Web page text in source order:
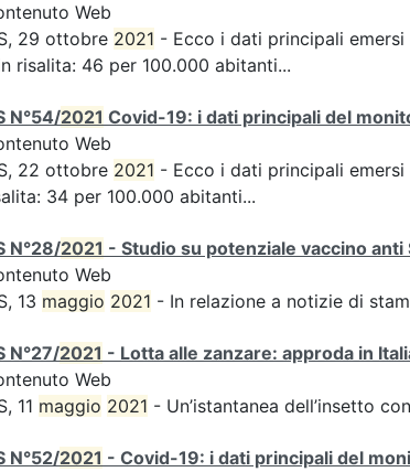
Web
29 ottobre 2021 - Ecco i dati principali emersi
risalita: 46 per 100.000 abitanti...
N°54/2021 Covid-19: i dati principali del
Web
22 ottobre 2021 - Ecco i dati principali
34 per 100.000 abitanti...
N°28/2021 - Studio su potenziale vaccino
Web
13 maggio 2021 - In relazione a notizie di
N°27/2021 - Lotta alle zanzare: approda in
Web
11 maggio 2021 - Un’istantanea dell’insetto
N°52/2021 - Covid-19: i dati principali del